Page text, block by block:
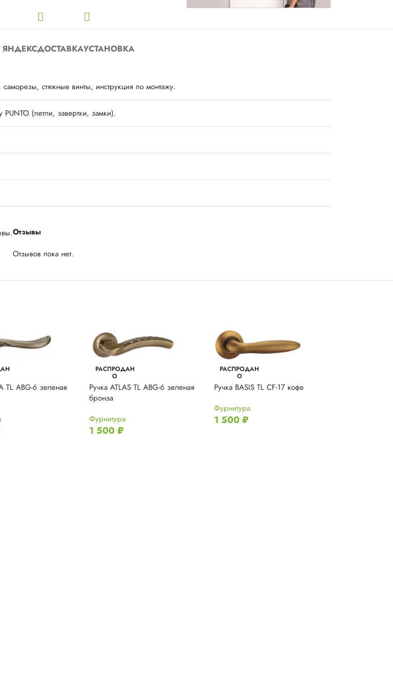
ДОСТАВКАУСТАНОВКА
стяжные винты, инструкция по монтажу.
(петли, завертки, замки).
Отзывы
Отзывов пока нет.
TL ABG-6 зеленая
РАСПРОДАН
О
Ручка ATLAS TL ABG-6 зеленая
бронза
Фурнитура
1 500₽
РАСПРОДАН
О
Ручка BASIS TL CF-17 кофе
Фурнитура
1 500₽